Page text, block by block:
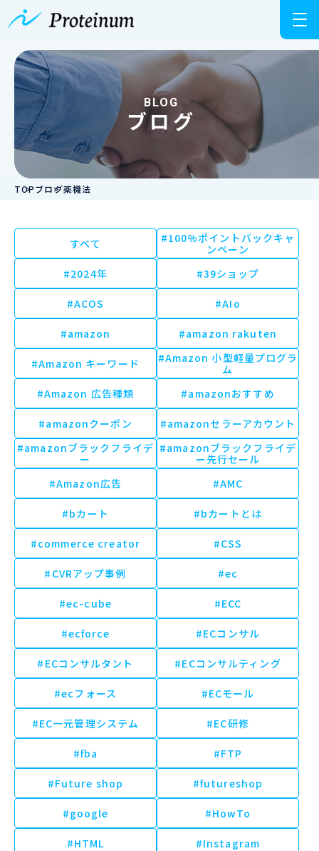
BLOG
ブログ
TOPブログ薬機法
すべて
#100%ポイントバックキャ
ンペーン
#2024年
#39ショップ
#ACOS #AIo
#amazon #amazon rakuten
#Amazon キーワード
#Amazon 小型軽量プログラ
ム
#Amazon 広告種類
#amazonおすすめ
#amazonクーポン
#amazonセラーアカウント
#amazonブラックフライデ
ー
#amazonブラックフライデ
ー先行セール
#Amazon広告
#AMC
#bカート #bカートとは
#commerce creator #CSS
#CVRアップ事例 #ec
#ec-cube #ECC
#ecforce #ECコンサル
#ECコンサルタント #ECコンサルティング
#ecフォース #ECモール
#EC一元管理システム #EC研修
#fba #FTP
#Future shop #futureshop
#google #HowTo
#HTML #Instagram